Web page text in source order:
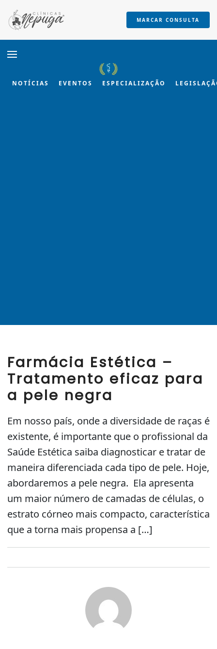
Skip to main content
MARCAR CONSULTA
NOTÍCIAS EVENTOS ESPECIALIZAÇÃO
Farmácia Estética –
Tratamento eficaz para
a pele negra
Em nosso país, onde a diversidade de raças é
existente, é importante que o profissional da
Saúde Estética saiba diagnosticar e tratar de
maneira diferenciada cada tipo de pele. Hoje,
abordaremos a pele negra. Ela apresenta
um maior número de camadas de células, o
estrato córneo mais compacto, característica
que a torna mais propensa a […]